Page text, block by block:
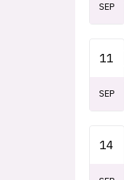
SEP
11
SEP
14